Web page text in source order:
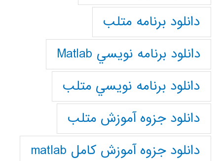
دانلود برنامه متلب
دانلود برنامه نويسي Matlab
دانلود برنامه نويسي متلب
دانلود جزوه آموزش متلب
دانلود جزوه آموزش کامل matlab